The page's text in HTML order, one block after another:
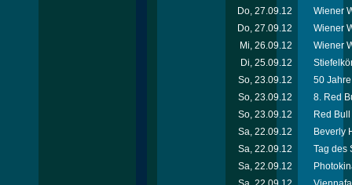
Do, 27.09.12
Wiener
Do, 27.09.12
Wiener
Mi, 26.09.12
Wiener
Di, 25.09.12
So, 23.09.12
50
So, 23.09.12
8. Red
So, 23.09.12
Red
Sa, 22.09.12
Beverly
Sa, 22.09.12
Tag des
Sa, 22.09.12